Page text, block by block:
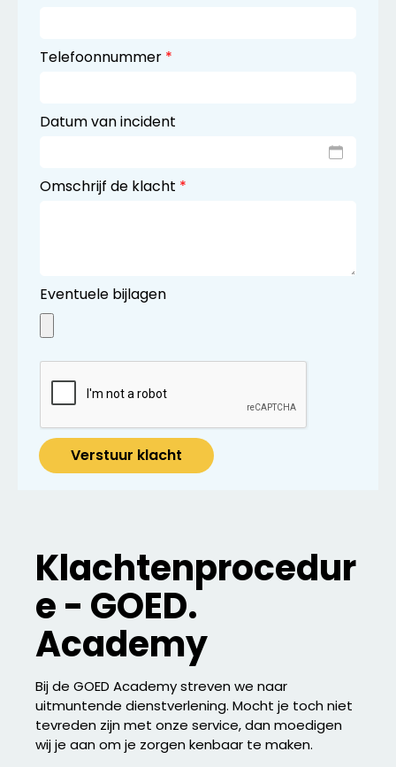
Telefoonnummer *
Datum van incident
Omschrijf de klacht *
Eventuele bijlagen
Verstuur klacht
Klachtenprocedur
e - GOED.
Academy
Bij de GOED Academy streven we naar
uitmuntende dienstverlening. Mocht je toch niet
tevreden zijn met onze service, dan moedigen
wij je aan om je zorgen kenbaar te maken.